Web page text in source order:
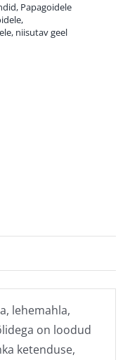
, Papagoidele
,
, niisutav geel
lehemahla,
on loodud
ketenduse,